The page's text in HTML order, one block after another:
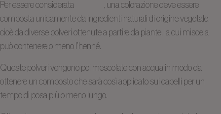
Per essere considerata
, una colorazione deve essere
composta unicamente da ingredienti naturali di origine vegetale,
cioè da diverse polveri ottenute a partire da piante, la cui miscela
può contenere o meno l’henné.
Queste polveri vengono poi mescolate con acqua in modo da
ottenere un composto che sarà così applicato sui capelli per un
tempo di posa più o meno lungo.